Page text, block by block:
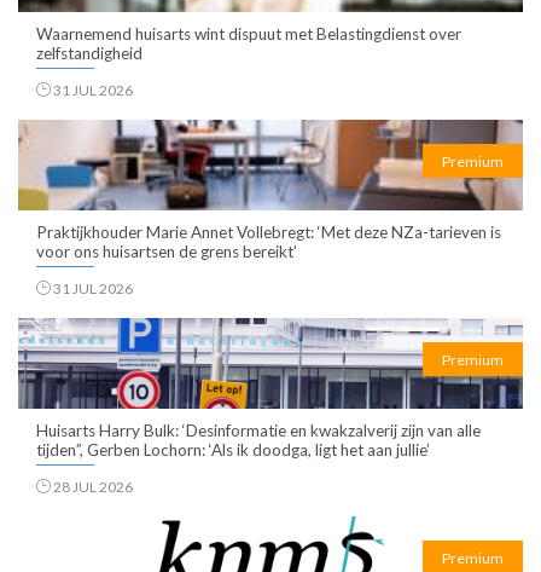
Waarnemend huisarts wint dispuut met Belastingdienst over
zelfstandigheid
31 JUL 2026
Premium
Praktijkhouder Marie Annet Vollebregt: ‘Met deze NZa-tarieven is
voor ons huisartsen de grens bereikt’
31 JUL 2026
Premium
Huisarts Harry Bulk: ‘Desinformatie en kwakzalverij zijn van alle
tijden”, Gerben Lochorn: ‘Als ik doodga, ligt het aan jullie’
28 JUL 2026
Premium